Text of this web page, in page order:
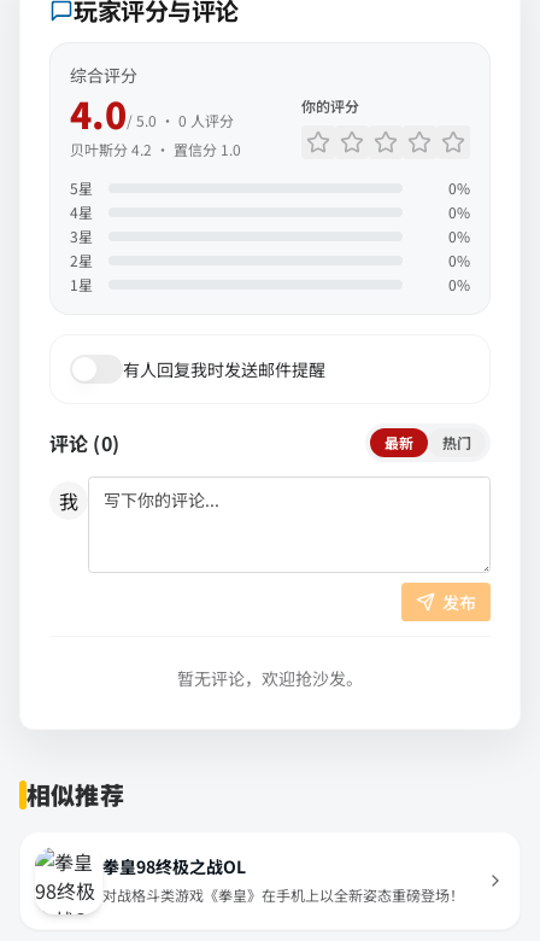
玩家评分与评论
综合评分
4.0/ 5.0 · 0 人评分
贝叶斯分4.2 · 置信分 1.0
你的评分
5星 0%
4星 0%
3星 0%
2星 0%
1 星 0%
有人回复我时发送邮件提醒
评论 (0) 最新 热门
我
发布
暂无评论，欢迎抢沙发。
相似推荐
拳皇98终极之战OL
对战格斗类游戏《拳皇》在手机上以全新姿态重磅登场！